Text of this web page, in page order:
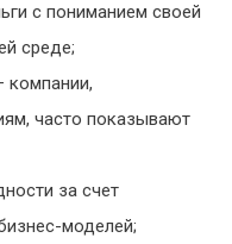
с пониманием своей
среде;
компании,
часто показывают
за счет
моделей;